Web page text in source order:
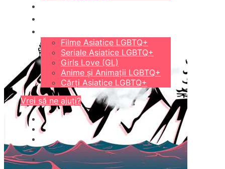
Filme Asiatice LGBTQ+
Seriale Asiatice LGBTQ+
Girls Love (GL)
Anime și Animații LGBTQ+
Cărți Asiatice LGBTQ+
Vrei să ne ajuți?